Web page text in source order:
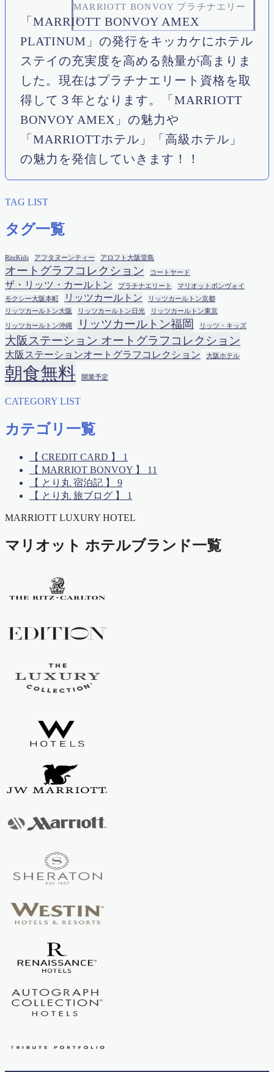
MARRIOTT BONVOY プラチナエリー
ト
「MARRIOTT BONVOY AMEX
PLATINUM」の発行をキッカケにホテル
ステイの充実度を高める熱量が高まりま
した。現在はプラチナエリート資格を取
得して３年となります。「MARRIOTT
BONVOY AMEX」の魅力や
「MARRIOTTホテル」「高級ホテル」
の魅力を発信していきます！！
TAG LIST
タグ一覧
RitzKids アフタヌーンティー アロフト大阪堂島
オートグラフコレクション コートヤード
ザ・リッツ・カールトン プラチナエリート
マリオットボンヴォイ
モクシー大阪本町
リッツカールトン
リッツカールトン京都
リッツカールトン大阪
リッツカールトン日光 リッツカールトン東京
リッツカールトン沖縄 リッツカールトン福岡 リッツ・キッズ
大阪ステーション オートグラフコレクション
大阪ステーションオートグラフコレクション 大阪ホテル
朝食無料 開業予定
CATEGORY LIST
カテゴリ一覧
【 CREDIT CARD 】 1
【 MARRIOT BONVOY 】 11
【 とり丸 宿泊記 】 9
【 とり丸 旅ブログ 】 1
MARRIOTT LUXURY HOTEL
マリオット ホテルブランド一覧